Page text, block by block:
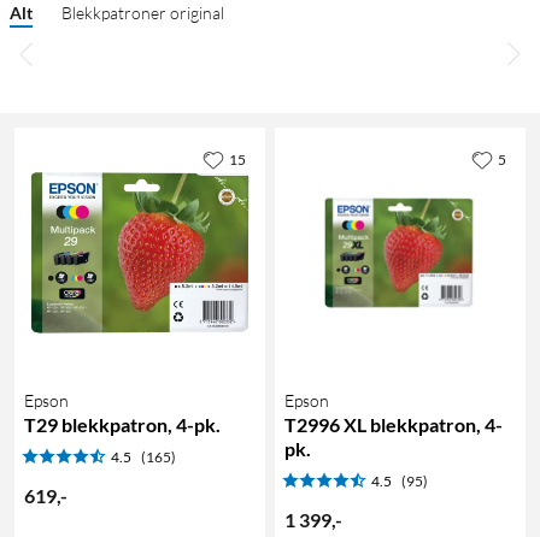
Alt Blekkpatroner original
Epson
T29 blekkpatron, 4-pk.
4.5 (165)
619,-
15
Epson
T2996 XL blekkpatron, 4-
pk.
4.5 (95)
1 399,-
5